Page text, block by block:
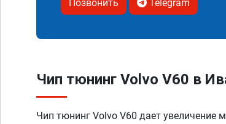
Позвонить Telegram
Чип тюнинг Volvo V60 в
Чип тюнинг Volvo V60 дает увеличение